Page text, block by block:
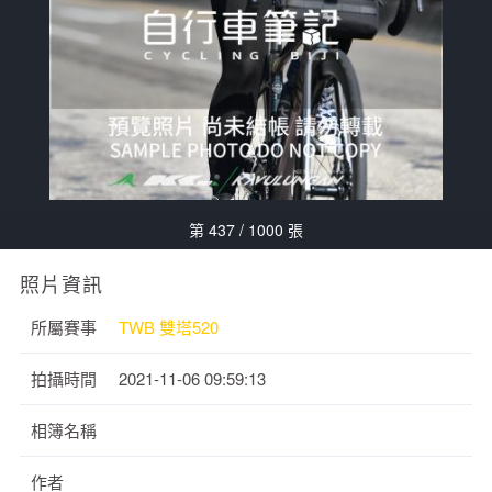
第 437 / 1000 張
照片資訊
所屬賽事 TWB 雙塔520
拍攝時間 2021-11-06 09:59:13
相簿名稱
作者